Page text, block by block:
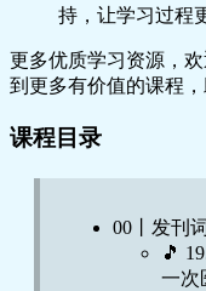
持，让学习过程
更多优质学习资源，
到更多有价值的课程
课程目录
00丨发刊
🎵
一次